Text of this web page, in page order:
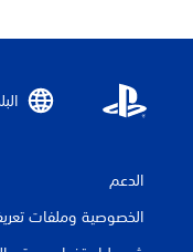
الدعم
الخصوصية وملفات